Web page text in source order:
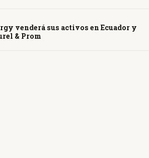
venderá sus activos en Ecuador y
& Prom